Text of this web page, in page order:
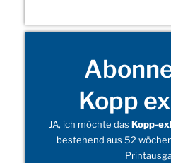
Kopp
JA, ich möchte das Kopp-
bestehend aus 52